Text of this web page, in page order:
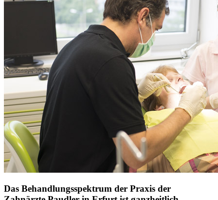
Das Behandlungsspektrum der Praxis der